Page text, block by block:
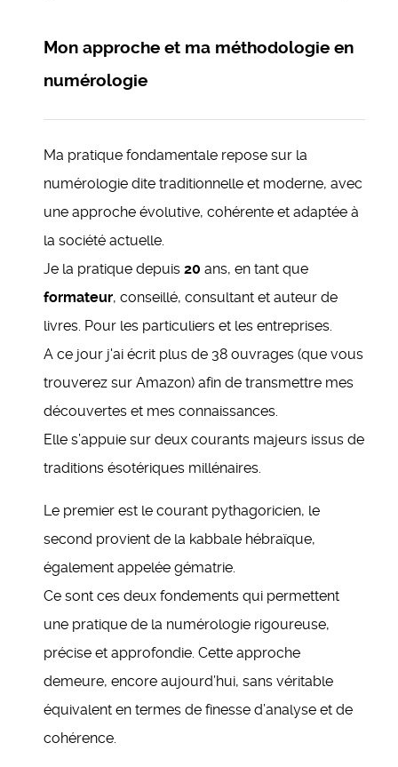
Mon approche et ma méthodologie en
numérologie
Ma pratique fondamentale repose sur la
numérologie dite traditionnelle et moderne, avec
une approche évolutive, cohérente et adaptée à
la société actuelle.
Je la pratique depuis 20 ans, en tant que
formateur, conseillé, consultant et auteur de
livres. Pour les particuliers et les entreprises.
A ce jour j'ai écrit plus de 38 ouvrages (que vous
trouverez sur Amazon) afin de transmettre mes
découvertes et mes connaissances.
Elle s’appuie sur deux courants majeurs issus de
traditions ésotériques millénaires.
Le premier est le courant pythagoricien, le
second provient de la kabbale hébraïque,
également appelée gématrie.
Ce sont ces deux fondements qui permettent
une pratique de la numérologie rigoureuse,
précise et approfondie. Cette approche
demeure, encore aujourd’hui, sans véritable
équivalent en termes de finesse d’analyse et de
cohérence.